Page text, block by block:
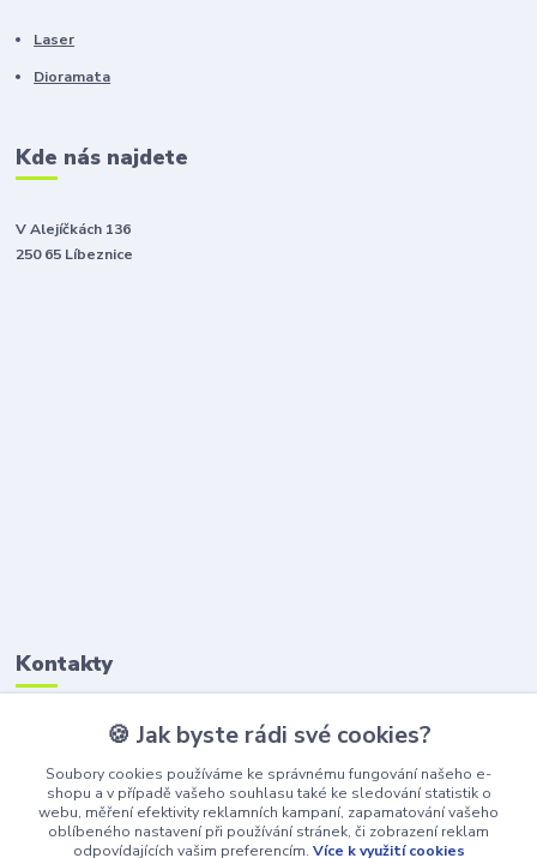
Laser
Dioramata
Kde nás najdete
V Alejíčkách 136
250 65 Líbeznice
Kontakty
(Po-Pá, 8-16 hod.)
awepe@atelier-wepe.cz
🍪 Jak byste rádi své cookies?
Soubory cookies používáme ke správnému fungování našeho e-
shopu a v případě vašeho souhlasu také ke sledování statistik o
webu, měření efektivity reklamních kampaní, zapamatování vašeho
oblíbeného nastavení při používání stránek, či zobrazení reklam
odpovídajících vašim preferencím. Více k využití cookies